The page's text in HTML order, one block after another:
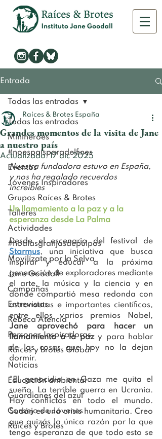
Entrada
Todas las entradas
Minihéroes
#noespaísparadelfines
Eventos
Jóvenes Inspiradores
Grupos Raíces & Brotes
Talleres
Actividades
#noalasgranjasdepulpos
Movilízate por la Selva
Jane Goodall
Campañas
Entrevistas
Rebeca Atencia
Personas Inspiradoras
Raíces y Brotes Global
Noticias
Educación ambiental
Guardianes del azul
Consejo de Jóvenes
Raíces y Brotes
Todas las entradas
Grandes momentos de la visita de Jane
a nuestro país
Raíces & Brotes España
Actualizado:17 dic 2025
Nuestra fundadora estuvo en España,
y nos ha regalado recuerdos
increíbles
Un llamamiento a la paz y a la
esperanza desde La Palma
Starmus, una iniciativa que busca
inspirar y educar a la próxima
generación de exploradores mediante
el arte, la música y la ciencia y en
donde compartió mesa redonda con
astronautas e importantes científicos,
Jane aprovechó para hacer un
llamamiento a la paz y para hablar
de las cosas que hoy no la dejan
dormir.
“El genocidio en Gaza me quita el
sueño. La terrible guerra en Ucrania.
Hay conflictos en todo el mundo.
Sudán es una crisis humanitaria. Creo
que quizás la única razón por la que
tengo esperanza de que todo esto se